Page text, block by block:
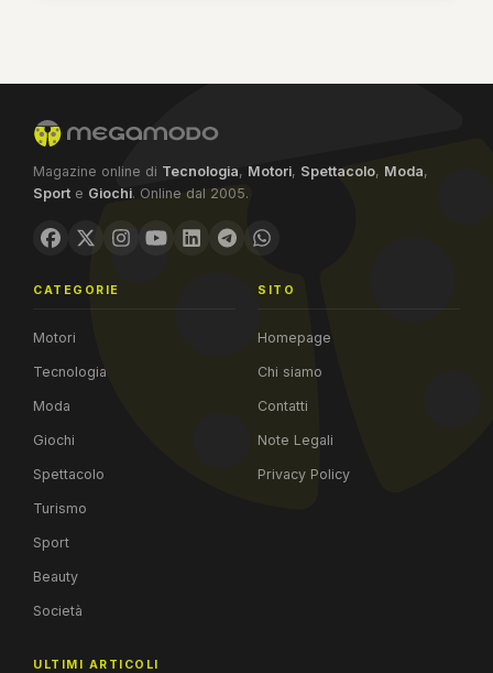
Magazine online di Tecnologia, Motori, Spettacolo, Moda,
Sport e Giochi. Online dal 2005.
CATEGORIE
Motori
Tecnologia
Moda
Giochi
Spettacolo
Turismo
Sport
Beauty
Società
SITO
Homepage
Chi siamo
Contatti
Note Legali
Privacy Policy
ULTIMI ARTICOLI